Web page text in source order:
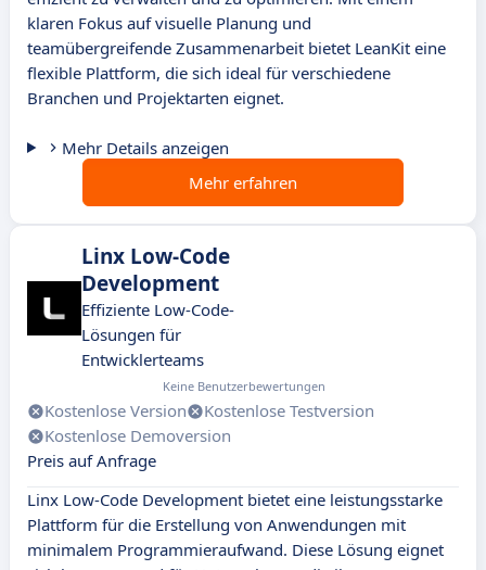
klaren Fokus auf visuelle Planung und
teamübergreifende Zusammenarbeit bietet LeanKit eine
flexible Plattform, die sich ideal für verschiedene
Branchen und Projektarten eignet.
Mehr Details anzeigen
Mehr erfahren
Linx Low-Code
Development
Effiziente Low-Code-
Lösungen für
Entwicklerteams
Keine Benutzerbewertungen
Kostenlose Version
Kostenlose Testversion
Kostenlose Demoversion
Preis auf Anfrage
Linx Low-Code Development bietet eine leistungsstarke
Plattform für die Erstellung von Anwendungen mit
minimalem Programmieraufwand. Diese Lösung eignet